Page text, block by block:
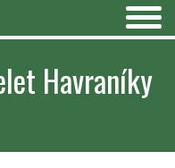
Havraníky